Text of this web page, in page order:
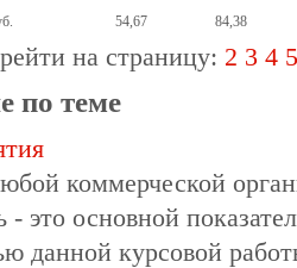
54,67 84,38
на страницу: 2 3 4 5
по теме
коммерческой
это основной
данной курсовой